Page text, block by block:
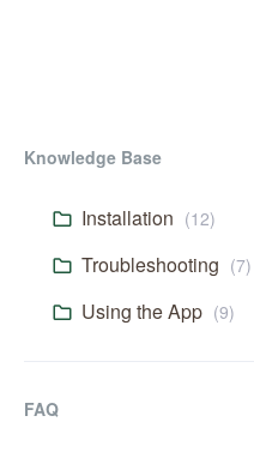
Knowledge Base
Installation (12)
Troubleshooting (7)
Using the App (9)
FAQ